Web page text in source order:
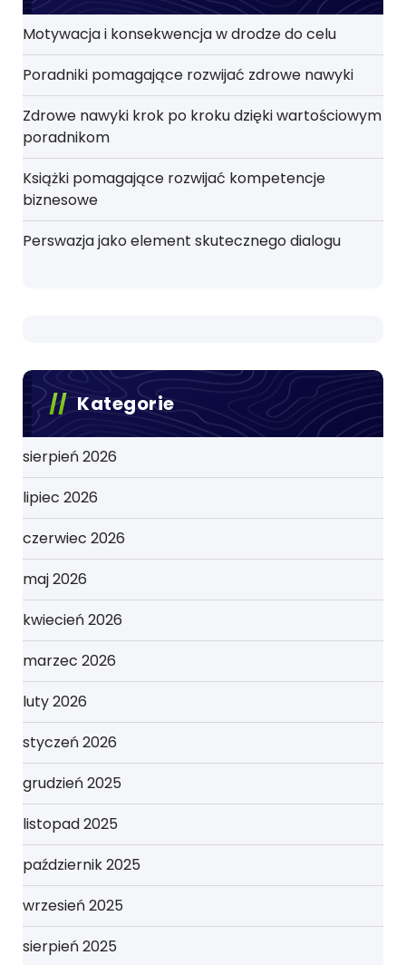
Motywacja i konsekwencja w drodze do celu
Poradniki pomagające rozwijać zdrowe nawyki
Zdrowe nawyki krok po kroku dzięki wartościowym
poradnikom
Książki pomagające rozwijać kompetencje
biznesowe
Perswazja jako element skutecznego dialogu
Kategorie
sierpień 2026
lipiec 2026
czerwiec 2026
maj 2026
kwiecień 2026
marzec 2026
luty 2026
styczeń 2026
grudzień 2025
listopad 2025
październik 2025
wrzesień 2025
sierpień 2025